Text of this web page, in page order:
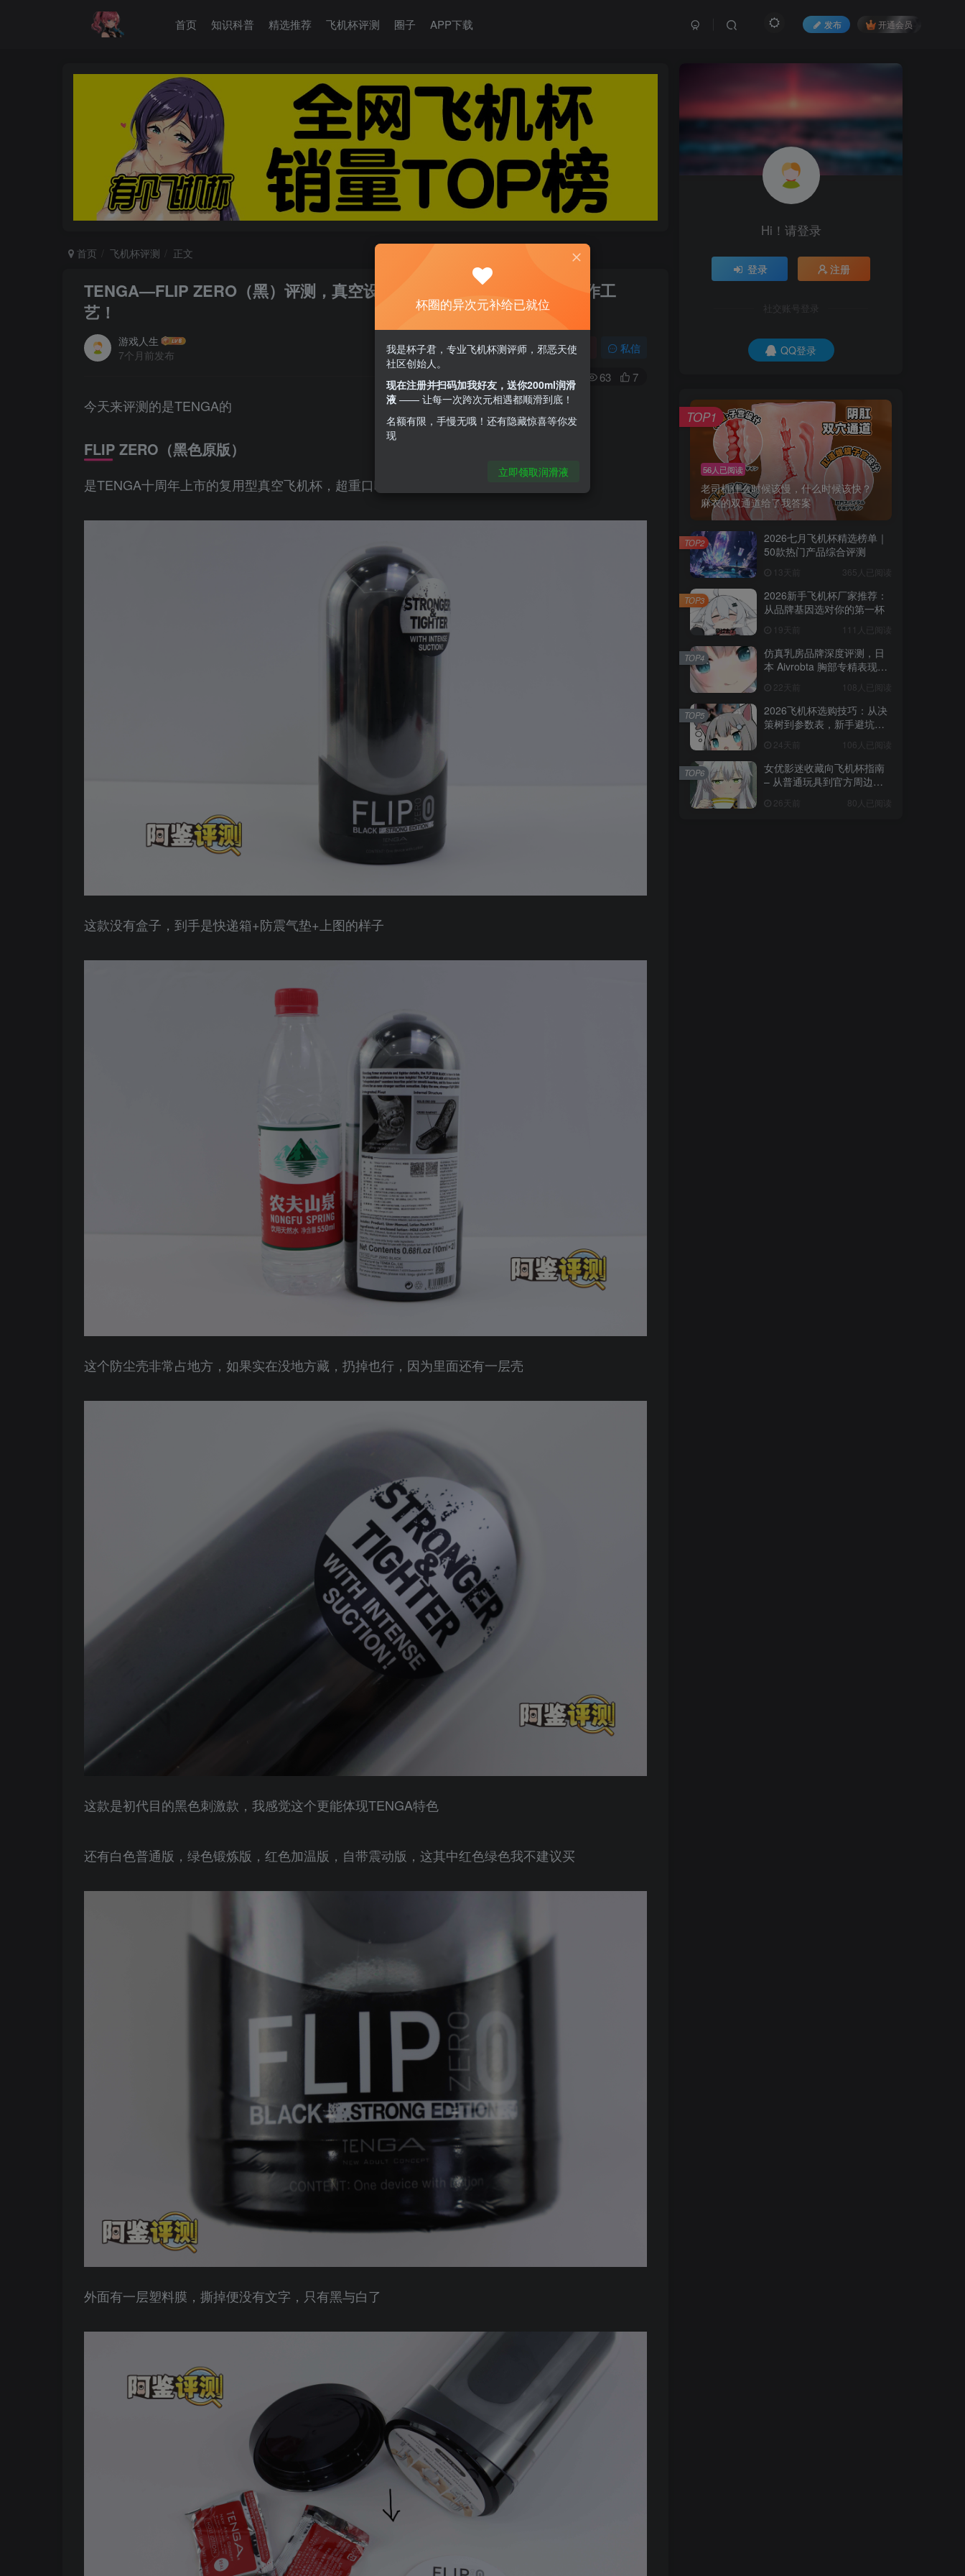
首页 知识科普 精选推荐 飞机杯评测 圈子 APP下载 发布 开通会员
首页 飞机杯评测 正文
TENGA—FLIP ZERO（黑）评测，真空设计集大成者！硬与软结合的制作工
艺！
游戏人生
7个月前发布
关注 私信
63 7
今天来评测的是TENGA的
FLIP ZERO（黑色原版）
是TENGA十周年上市的复用型真空飞机杯，超重口味高刺激
这款没有盒子，到手是快递箱+防震气垫+上图的样子
这个防尘壳非常占地方，如果实在没地方藏，扔掉也行，因为里面还有一层壳
这款是初代目的黑色刺激款，我感觉这个更能体现TENGA特色
还有白色普通版，绿色锻炼版，红色加温版，自带震动版，这其中红色绿色我不建议买
外面有一层塑料膜，撕掉便没有文字，只有黑与白了
Hi！请登录
登录 注册
社交账号登录
QQ登录
56人已阅读
老司机什么时候该慢，什么时候该快？
麻衣的双通道给了我答案
TOP1
2026七月飞机杯精选榜单｜
50款热门产品综合评测
13天前 365人已阅读
TOP2
2026新手飞机杯厂家推荐：
从品牌基因选对你的第一杯
19天前 111人已阅读
TOP3
仿真乳房品牌深度评测，日
本 Aivrobta 胸部专精表现突
22天前 108人已阅读
TOP4
2026飞机杯选购技巧：从决
策树到参数表，新手避坑全
24天前 106人已阅读
TOP5
女优影迷收藏向飞机杯指南
– 从普通玩具到官方周边的
26天前 80人已阅读
TOP6
杯圈的异次元补给已就位
我是杯子君，专业飞机杯测评师，邪恶天使
社区创始人。
现在注册并扫码加我好友，送你200ml润滑
液 —— 让每一次跨次元相遇都顺滑到底！
名额有限，手慢无哦！还有隐藏惊喜等你发
现
立即领取润滑液